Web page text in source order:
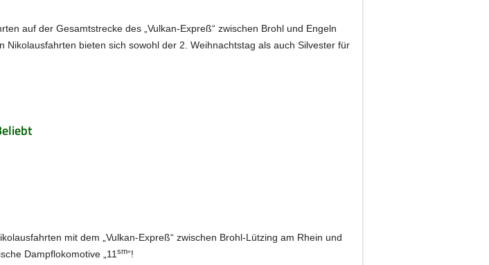
auf der Gesamtstrecke des „Vulkan-Expreß“ zwischen Brohl und Engeln
bieten sich sowohl der 2. Weihnachtstag als auch Silvester für
mit dem „Vulkan-Expreß“ zwischen Brohl-Lützing am Rhein und
Dampflokomotive „11 sm“!